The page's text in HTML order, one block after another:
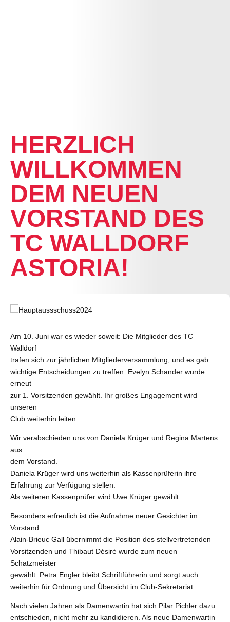
HERZLICH
WILLKOMMEN
DEM NEUEN
VORSTAND DES
TC WALLDORF
ASTORIA!
Am 10. Juni war es wieder soweit: Die Mitglieder des TC
Walldorf
trafen sich zur jährlichen Mitgliederversammlung, und es gab
wichtige Entscheidungen zu treffen. Evelyn Schander wurde
erneut
zur 1. Vorsitzenden gewählt. Ihr großes Engagement wird
unseren
Club weiterhin leiten.
Wir verabschieden uns von Daniela Krüger und Regina Martens
aus
dem Vorstand.
Daniela Krüger wird uns weiterhin als Kassenprüferin ihre
Erfahrung zur Verfügung stellen.
Als weiteren Kassenprüfer wird Uwe Krüger gewählt.
Besonders erfreulich ist die Aufnahme neuer Gesichter im
Vorstand:
Alain-Brieuc Gall übernimmt die Position des stellvertretenden
Vorsitzenden und Thibaut Désiré wurde zum neuen
Schatzmeister
gewählt. Petra Engler bleibt Schriftführerin und sorgt auch
weiterhin für Ordnung und Übersicht im Club-Sekretariat.
Nach vielen Jahren als Damenwartin hat sich Pilar Pichler dazu
entschieden, nicht mehr zu kandidieren. Als neue Damenwartin